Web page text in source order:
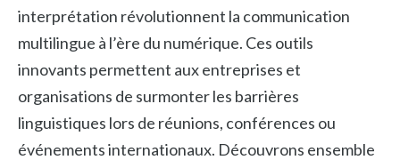
interprétation révolutionnent la communication
multilingue à l’ère du numérique. Ces outils
innovants permettent aux entreprises et
organisations de surmonter les barrières
linguistiques lors de réunions, conférences ou
événements internationaux. Découvrons ensemble